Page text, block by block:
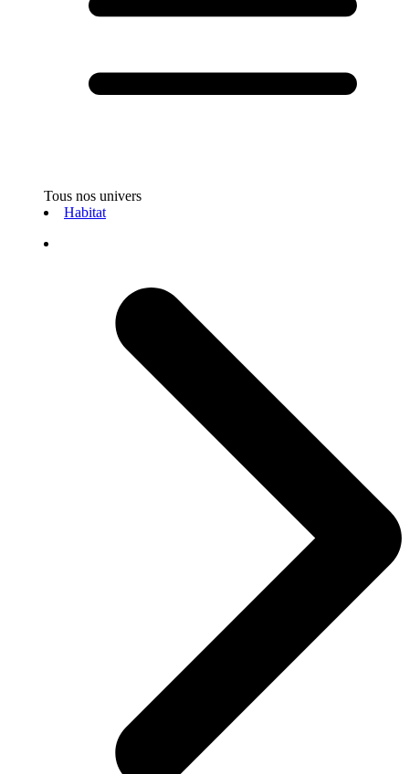
Tous nos univers
Habitat